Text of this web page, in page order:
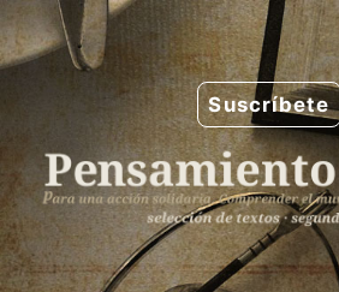
Saltar
al
contenido
Suscríbete